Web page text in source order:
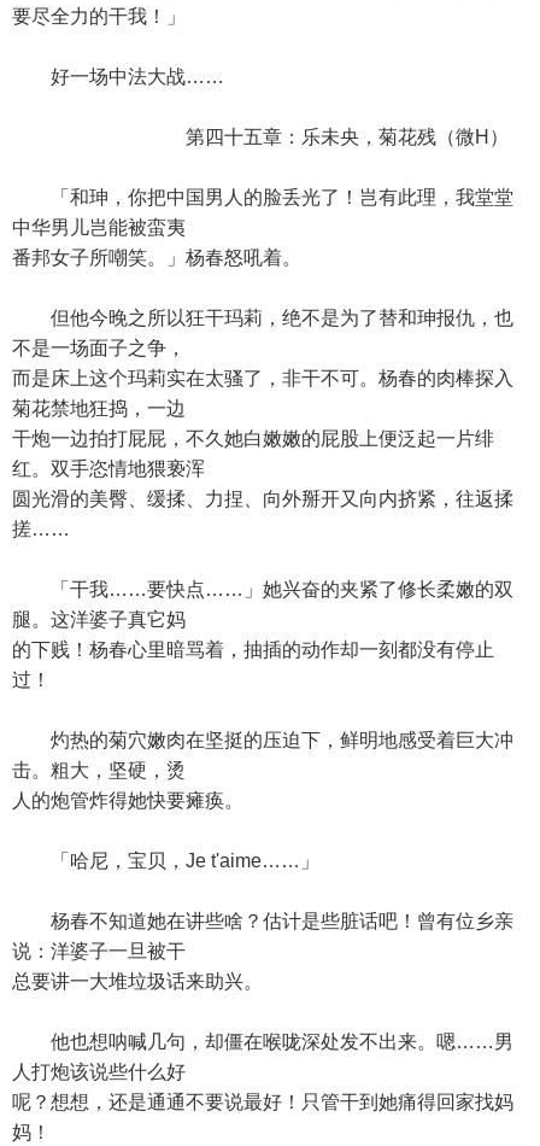
要尽全力的干我！」
好一场中法大战……
第四十五章：乐未央，菊花残（微H）
「和珅，你把中国男人的脸丢光了！岂有此理，我堂堂
中华男儿岂能被蛮夷
番邦女子所嘲笑。」杨春怒吼着。
但他今晚之所以狂干玛莉，绝不是为了替和珅报仇，也
不是一场面子之争，
而是床上这个玛莉实在太骚了，非干不可。杨春的肉棒探入
菊花禁地狂捣，一边
干炮一边拍打屁屁，不久她白嫩嫩的屁股上便泛起一片绯
红。双手恣情地猥亵浑
圆光滑的美臀、缓揉、力捏、向外掰开又向内挤紧，往返揉
搓……
「干我……要快点……」她兴奋的夹紧了修长柔嫩的双
腿。这洋婆子真它妈
的下贱！杨春心里暗骂着，抽插的动作却一刻都没有停止
过！
灼热的菊穴嫩肉在坚挺的压迫下，鲜明地感受着巨大冲
击。粗大，坚硬，烫
人的炮管炸得她快要瘫痪。
「哈尼，宝贝，Je t'aime……」
杨春不知道她在讲些啥？估计是些脏话吧！曾有位乡亲
说：洋婆子一旦被干
总要讲一大堆垃圾话来助兴。
他也想呐喊几句，却僵在喉咙深处发不出来。嗯……男
人打炮该说些什么好
呢？想想，还是通通不要说最好！只管干到她痛得回家找妈
妈！